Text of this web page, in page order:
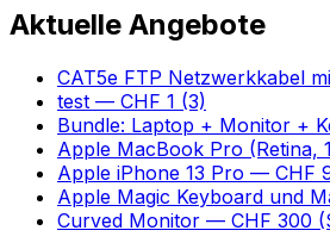
Aktuelle Angebote
CAT5e FTP Netzwerkkabel
test — CHF 1 (3)
Bundle: Laptop + Monitor +
Apple MacBook Pro (Retina,
Apple iPhone 13 Pro — CHF
Apple Magic Keyboard und
Curved Monitor — CHF 300